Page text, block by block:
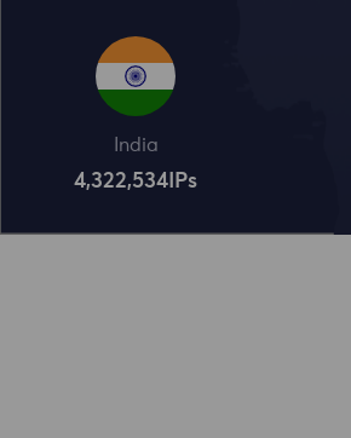
India
4,322,534 IPs